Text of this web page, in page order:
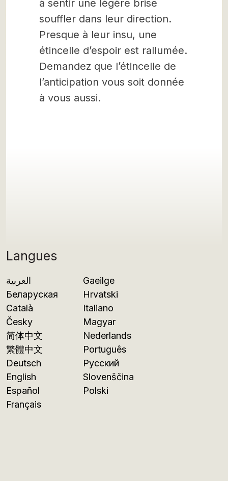
Langues
العربية
Беларуская
Català
Česky
简体中文
繁體中文
Deutsch
English
Español
Français
Gaeilge
Hrvatski
Italiano
Magyar
Nederlands
Português
Русский
Slovenščina
Polski
à sentir une légère brise
souffler dans leur direction.
Presque à leur insu, une
étincelle d’espoir est rallumée.
Demandez que l’étincelle de
l’anticipation vous soit donnée
à vous aussi.